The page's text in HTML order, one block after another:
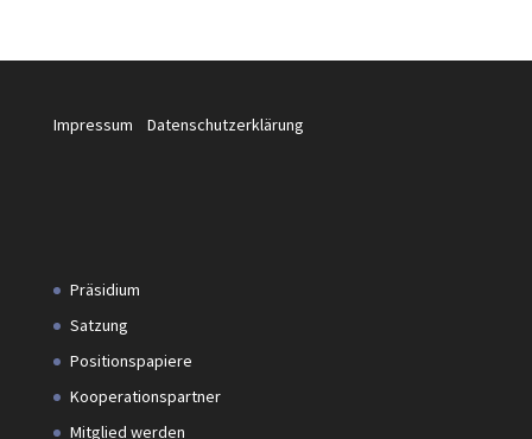
Impressum Datenschutzerklärung
Präsidium
Satzung
Positionspapiere
Kooperationspartner
Mitglied werden